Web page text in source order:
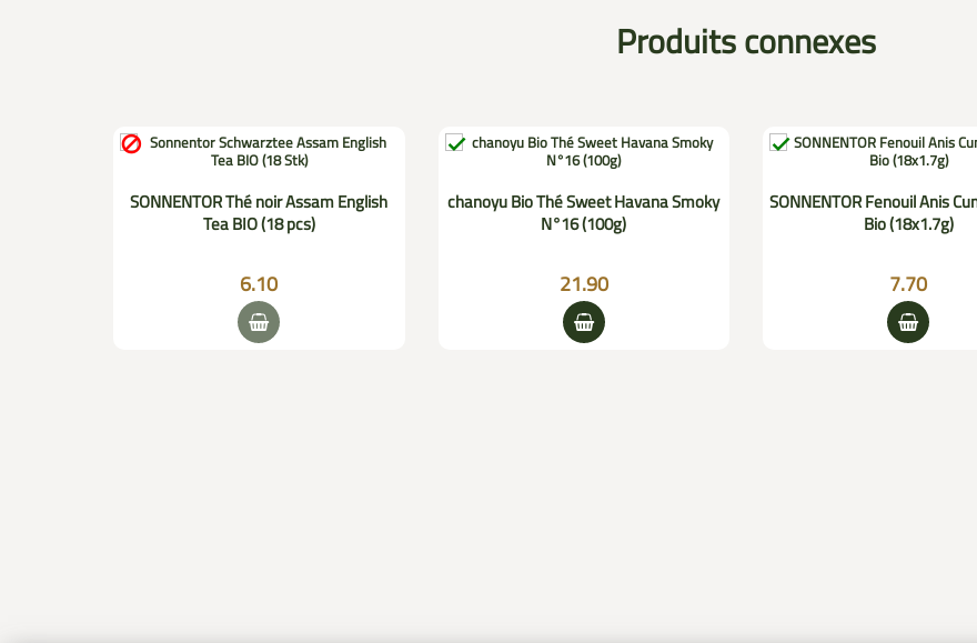
Produits connexes

SONNENTOR Thé noir Assam English
Tea BIO (18 pcs)
6.10

chanoyu Bio Thé Sweet Havana Smoky
N°16 (100g)
21.90

SONNENTOR Fenouil Anis
Bio (18x1.7g)
7.70